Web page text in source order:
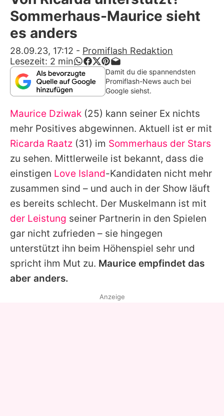
Alle Themen auf Promiflash
App runterladen
Team
Redaktionelle Richtlinien
Impressum
Datenschutzerklärung
Nutzungsbedingungen
Utiq verwalten
Sommerhaus-Maurice sieht
es anders
28.09.23, 17:12 - Promiflash Redaktion
Lesezeit: 2 min
Damit du die spannendsten
Promiflash-News auch bei
Google siehst.
Maurice Dziwak (25) kann seiner Ex nichts
mehr Positives abgewinnen. Aktuell ist er mit
Ricarda Raatz (31) im Sommerhaus der Stars
zu sehen. Mittlerweile ist bekannt, dass die
einstigen Love Island-Kandidaten nicht mehr
zusammen sind – und auch in der Show läuft
es bereits schlecht. Der Muskelmann ist mit
der Leistung seiner Partnerin in den Spielen
gar nicht zufrieden – sie hingegen
unterstützt ihn beim Höhenspiel sehr und
spricht ihm Mut zu. Maurice empfindet das
aber anders.
Anzeige